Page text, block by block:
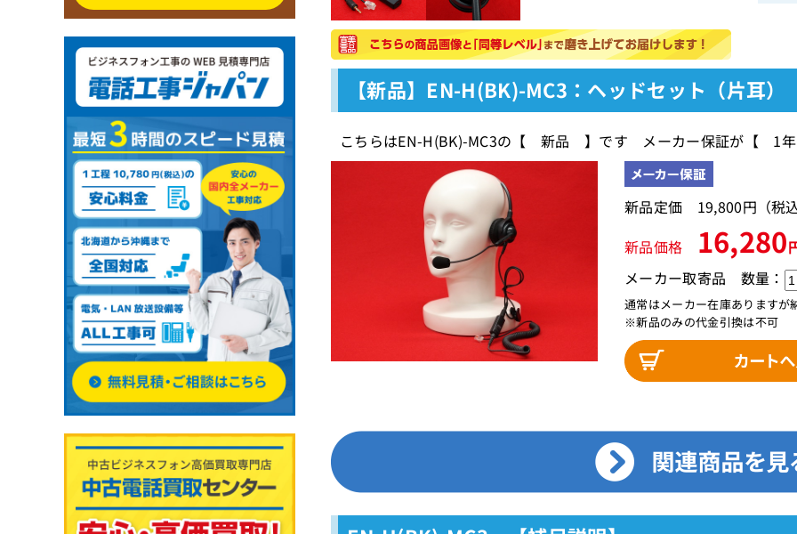
【新品】EN-H(BK)-MC3：ヘッドセット（片耳）
こちらはEN-H(BK)-MC3の【 新品 】です メーカー保証が【 1
新品定価 19,800円（税
新品価格 16,280
メーカー取寄品
通常はメーカー在庫ありますが
※新品のみの代金引換は不可
数量：